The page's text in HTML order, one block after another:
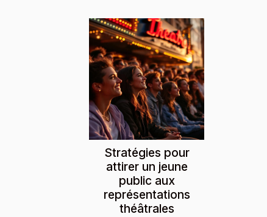
Stratégies pour
attirer un jeune
public aux
représentations
théâtrales